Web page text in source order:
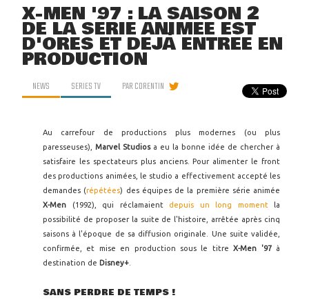
X-MEN '97 : LA SAISON 2
DE LA SÉRIE ANIMÉE EST
D'ORES ET DÉJÀ ENTRÉE EN
PRODUCTION
NEWS SERIES TV PARCORENTIN
Au carrefour de productions plus modernes (ou plus
paresseuses), Marvel Studiosa eu la bonne idée de chercher à
satisfaire les spectateurs plus anciens. Pour alimenter le front
des productions animées, le studio a effectivement accepté les
demandes (répétées) des équipes de la première série animée
X-Men (1992), qui réclamaient depuis un long momentla
possibilité de proposer la suite de l'histoire, arrêtée après cinq
saisons à l'époque de sa diffusion originale. Une suite validée,
confirmée, et mise en production sous le titreX-Men '97à
destination de Disney+
SANS PERDRE DE TEMPS !